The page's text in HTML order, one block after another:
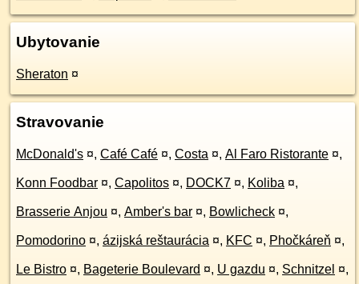
Ubytovanie
Sheraton ¤
Stravovanie
McDonald's ¤, Café Café ¤, Costa ¤, Al Faro Ristorante ¤,
Konn Foodbar ¤, Capolitos ¤, DOCK7 ¤, Koliba ¤,
Brasserie Anjou ¤, Amber's bar ¤, Bowlicheck ¤,
Pomodorino ¤, ázijská reštaurácia ¤, KFC ¤, Phočkáreň ¤,
Le Bistro ¤, Bageterie Boulevard ¤, U gazdu ¤, Schnitzel ¤,